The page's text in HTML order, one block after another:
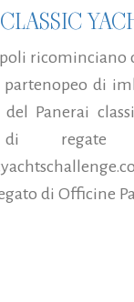
di
Panerai
di
di Officine